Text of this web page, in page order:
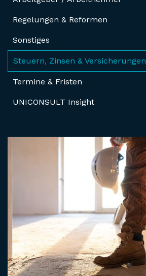
Regelungen & Reformen
Sonstiges
Steuern, Zinsen & Versicherungen
Termine & Fristen
UNICONSULT Insight